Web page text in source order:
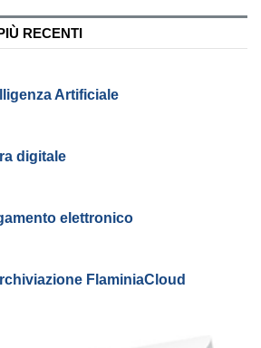
RECENTI
Artificiale
digitale
elettronico
FlaminiaCloud